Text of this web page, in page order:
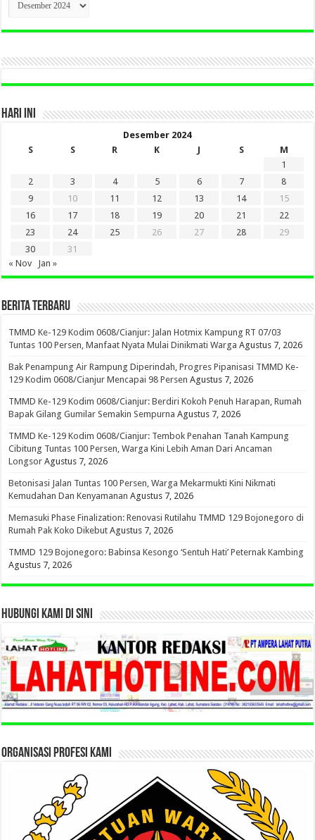
BERITA
LAMA
DI
HARI INI
Desember 2024
S
S R K J S
M
1
2
3 4 5 6 7
8
9
10 11 12 13 14
15
16
17 18 19 20 21
22
23
24 25 26 27 28
29
30
31
« Nov
Jan »
BERITA TERBARU
TMMD Ke-129 Kodim 0608/Cianjur: Jalan Hotmix Kampung RT 07/03
Tuntas 100 Persen, Manfaat Nyata Mulai Dinikmati Warga Agustus 7, 2026
Bak Penampung Air Rampung Diperindah, Progres Pipanisasi TMMD Ke-
129 Kodim 0608/Cianjur Mencapai 98 Persen Agustus 7, 2026
TMMD Ke-129 Kodim 0608/Cianjur: Berdiri Kokoh Penuh Harapan, Rumah
Bapak Gilang Gumilar Semakin Sempurna Agustus 7, 2026
TMMD Ke-129 Kodim 0608/Cianjur: Tembok Penahan Tanah Kampung
Cibitung Tuntas 100 Persen, Warga Kini Lebih Aman Dari Ancaman
Longsor Agustus 7, 2026
Betonisasi Jalan Tuntas 100 Persen, Warga Mekarmukti Kini Nikmati
Kemudahan Dan Kenyamanan Agustus 7, 2026
Memasuki Phase Finalization: Renovasi Rutilahu TMMD 129 Bojonegoro di
Rumah Pak Koko Dikebut Agustus 7, 2026
TMMD 129 Bojonegoro: Babinsa Kesongo ‘Sentuh Hati’ Peternak Kambing
Agustus 7, 2026
HUBUNGI KAMI DI SINI
ORGANISASI PROFESI KAMI